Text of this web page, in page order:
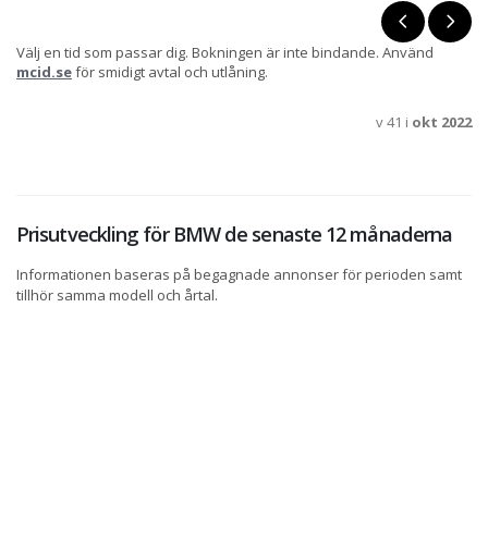
Välj en tid som passar dig. Bokningen är inte bindande. Använd
mcid.seför smidigt avtal och utlåning.
v 41 i okt 2022
Prisutveckling för BMW de senaste 12 månaderna
Informationen baseras på begagnade annonser för perioden samt
tillhör samma modell och årtal.